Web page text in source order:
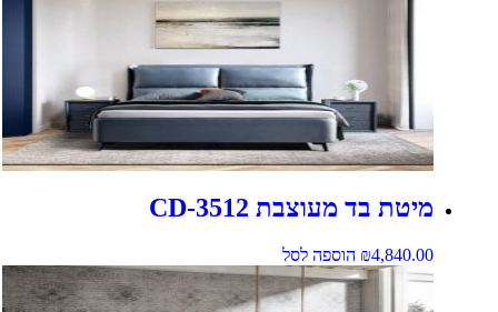
מיטת בד מעוצבת CD-3512
₪4,840.00 הוספה לסל